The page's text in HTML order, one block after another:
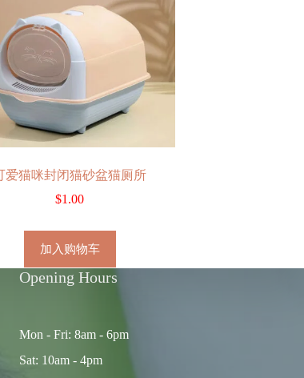
爱猫咪封闭猫砂盆猫厕所
$1.00
加入购物车
Opening Hours
Mon - Fri: 8am - 6pm
Sat: 10am - 4pm